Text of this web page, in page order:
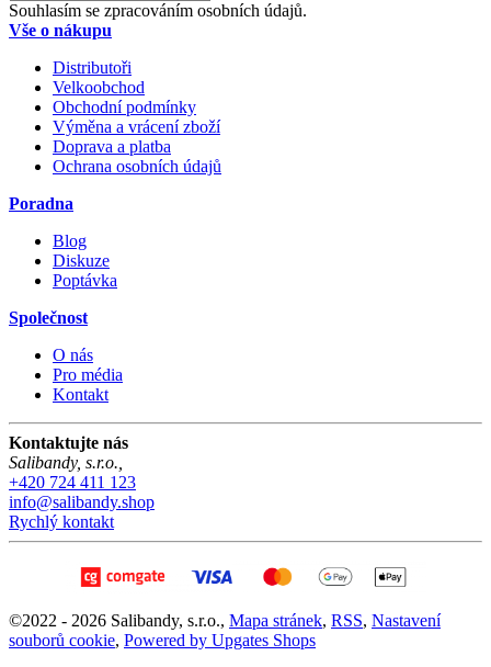
Souhlasím se zpracováním osobních údajů.
Vše o nákupu
Distributoři
Velkoobchod
Obchodní podmínky
Výměna a vrácení zboží
Doprava a platba
Ochrana osobních údajů
Poradna
Blog
Diskuze
Poptávka
Společnost
O nás
Pro média
Kontakt
Kontaktujte nás
Salibandy, s.r.o.
+420 724 411 123
info@salibandy.shop
Rychlý kontakt
©2022 - 2026 Salibandy, s.r.o., Mapa stránek, RSS, Nastavení
souborů cookie, Powered by Upgates Shops